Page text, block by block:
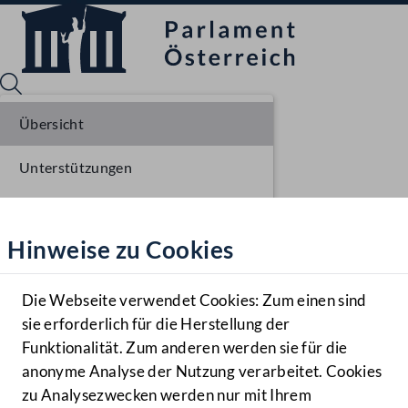
Hilfe
Benutzer
Navigationsmenü öffnen
MENÜ
Hinweise zu Cookies
Die Webseite verwendet Cookies: Zum einen sind
sie erforderlich für die Herstellung der
Funktionalität. Zum anderen werden sie für die
anonyme Analyse der Nutzung verarbeitet. Cookies
zu Analysezwecken werden nur mit Ihrem
Übersicht
Unterstützungen
Parlamentarisches Verfahren
Einlangen NR
Ausschussberatungen NR
Plenarberatungen NR